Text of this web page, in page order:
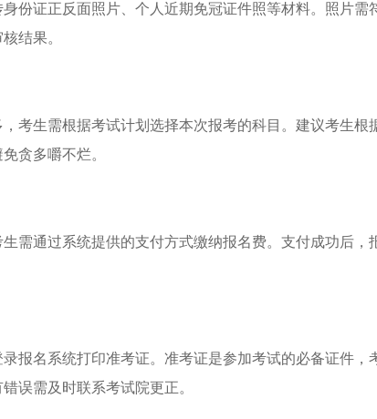
份证正反面照片、个人近期免冠证件照等材料。照片需
结果。
考生需根据考试计划选择本次报考的科目。建议考生根
贪多嚼不烂。
需通过系统提供的支付方式缴纳报名费。支付成功后，
报名系统打印准考证。准考证是参加考试的必备证件，
误需及时联系考试院更正。